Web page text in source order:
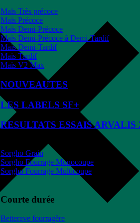
Maïs Très précoce
Maïs Précoce
Maïs Demi-Précoce
Maïs Demi-Précoce à Demi-Tardif
Maïs Demi-Tardif
Maïs Tardif
Maïs V2 Max
NOUVEAUTES
LES LABELS SF+
RESULTATS ESSAIS ARVALIS
Sorgho Grain
Sorgho Fourrage Monocoupe
Sorgho Fourrage Multicoupe
Courte durée
Betterave fourragère